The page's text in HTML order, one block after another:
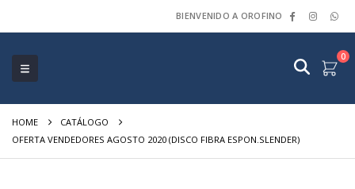
BIENVENIDO A OROFINO
0
HOME
CATÁLOGO
OFERTA VENDEDORES AGOSTO 2020 (DISCO FIBRA ESPON.SLENDER)